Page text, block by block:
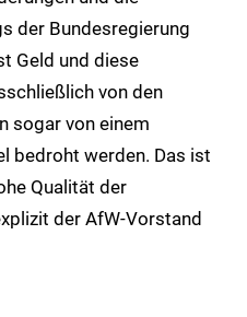
der Bundesregierung
Geld und diese
von den
sogar von einem
bedroht werden. Das ist
Qualität der
der AfW-Vorstand